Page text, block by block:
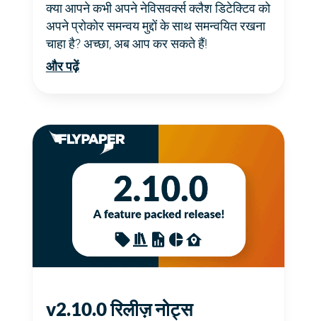
क्या आपने कभी अपने नेविसवर्क्स क्लैश डिटेक्टिव को
अपने प्रोकोर समन्वय मुद्दों के साथ समन्वयित रखना
चाहा है? अच्छा, अब आप कर सकते हैं!
और पढ़ें
v2.10.0 रिलीज़ नोट्स